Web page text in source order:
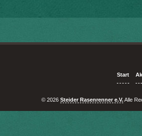
Start
© 2026 Steider Rasenrenner e.V.Alle